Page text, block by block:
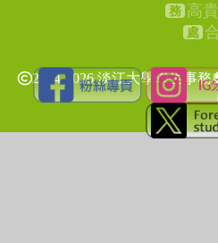
務 高貴
處
2024-2026 淡江大學學生事務